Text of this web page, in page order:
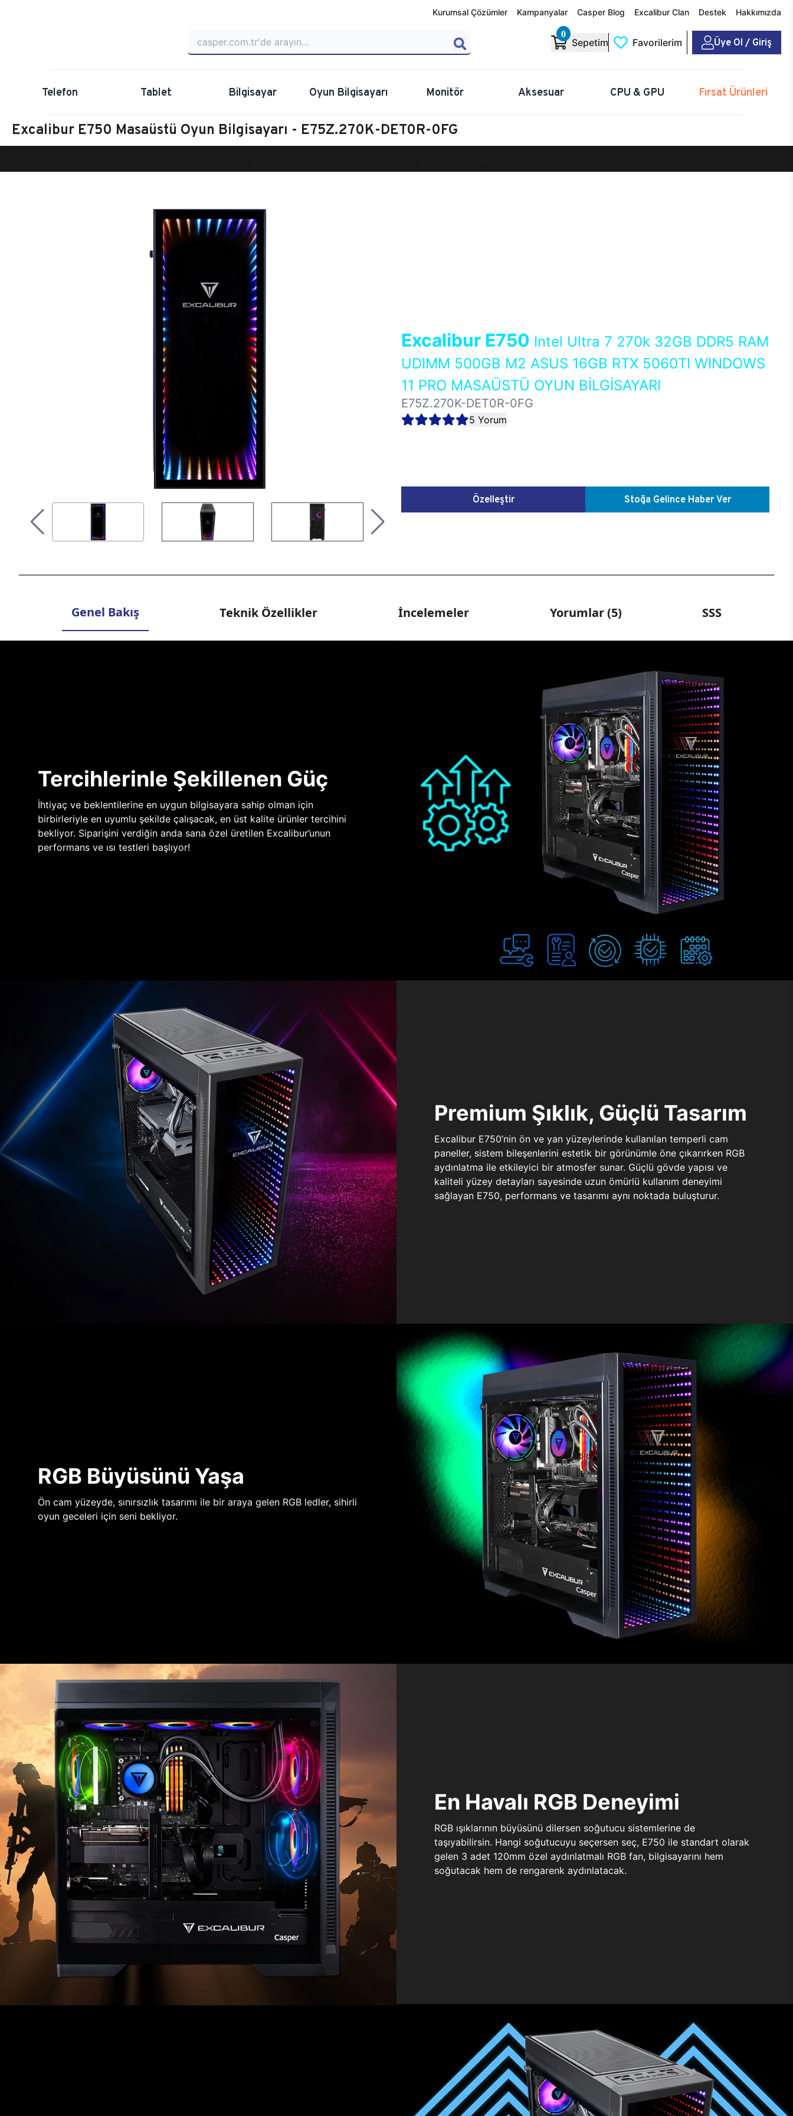
Kurumsal Çözümler Kampanyalar Casper Blog Excalibur Clan Destek Hakkımızda
0
Sepetim Favorilerim Üye Ol / Giriş
Telefon Tablet Bilgisayar Oyun Bilgisayarı Monitör Aksesuar CPU & GPU Fırsat Ürünleri
Excalibur E750 Masaüstü Oyun Bilgisayarı - E75Z.270K-DET0R-0FG
Excalibur E750 Intel Ultra 7 270k 32GB DDR5 RAM
UDIMM 500GB M2 ASUS 16GB RTX 5060TI WINDOWS
11 PRO MASAÜSTÜ OYUN BİLGİSAYARI
E75Z.270K-DET0R-0FG
5 Yorum
Özelleştir Stoğa Gelince Haber Ver
Genel Bakış Teknik Özellikler İncelemeler Yorumlar (5) SSS
Tercihlerinle Şekillenen Güç
İhtiyaç ve beklentilerine en uygun bilgisayara sahip olman için
birbirleriyle en uyumlu şekilde çalışacak, en üst kalite ürünler tercihini
bekliyor. Siparişini verdiğin anda sana özel üretilen Excalibur’unun
performans ve ısı testleri başlıyor!
Premium Şıklık, Güçlü Tasarım
Excalibur E750’nin ön ve yan yüzeylerinde kullanılan temperli cam
paneller, sistem bileşenlerini estetik bir görünümle öne çıkarırken RGB
aydınlatma ile etkileyici bir atmosfer sunar. Güçlü gövde yapısı ve
kaliteli yüzey detayları sayesinde uzun ömürlü kullanım deneyimi
sağlayan E750, performans ve tasarımı aynı noktada buluşturur.
RGB Büyüsünü Yaşa
Ön cam yüzeyde, sınırsızlık tasarımı ile bir araya gelen RGB ledler, sihirli
oyun geceleri için seni bekliyor.
En Havalı RGB Deneyimi
RGB ışıklarının büyüsünü dilersen soğutucu sistemlerine de
taşıyabilirsin. Hangi soğutucuyu seçersen seç, E750 ile standart olarak
gelen 3 adet 120mm özel aydınlatmalı RGB fan, bilgisayarını hem
soğutacak hem de rengarenk aydınlatacak.